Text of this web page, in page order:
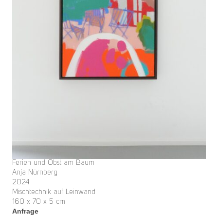
Ferien und Obst am Baum
Anja Nürnberg
2024
Mischtechnik auf Leinwand
160 x 70 x 5 cm
Anfrage